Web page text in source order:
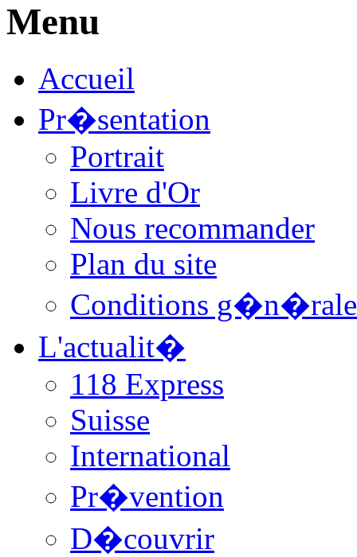
Menu
Accueil
Pr�sentation
Portrait
Livre d'Or
Nous recommander
Plan du site
Conditions
L'actualit�
118 Express
Suisse
International
Pr�vention
D�couvrir